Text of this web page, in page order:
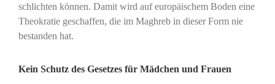
schlichten können. Damit wird auf europäischem Boden eine
Theokratie geschaffen, die im Maghreb in dieser Form nie
bestanden hat.
Kein Schutz des Gesetzes für Mädchen und Frauen